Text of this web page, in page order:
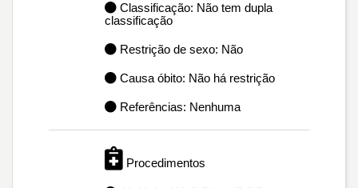
Classificação: Não tem dupla
classificação
Restrição de sexo: Não
Causa óbito: Não há restrição
Referências: Nenhuma
Procedimentos